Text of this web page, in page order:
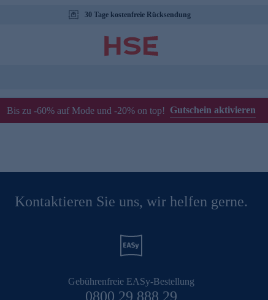
30 Tage kostenfreie Rücksendung
Bis zu -60% auf Mode und -20% on top! Gutschein aktivieren
Kontaktieren Sie uns, wir helfen gerne.
Gebührenfreie EASy-Bestellung
0800 29 888 29